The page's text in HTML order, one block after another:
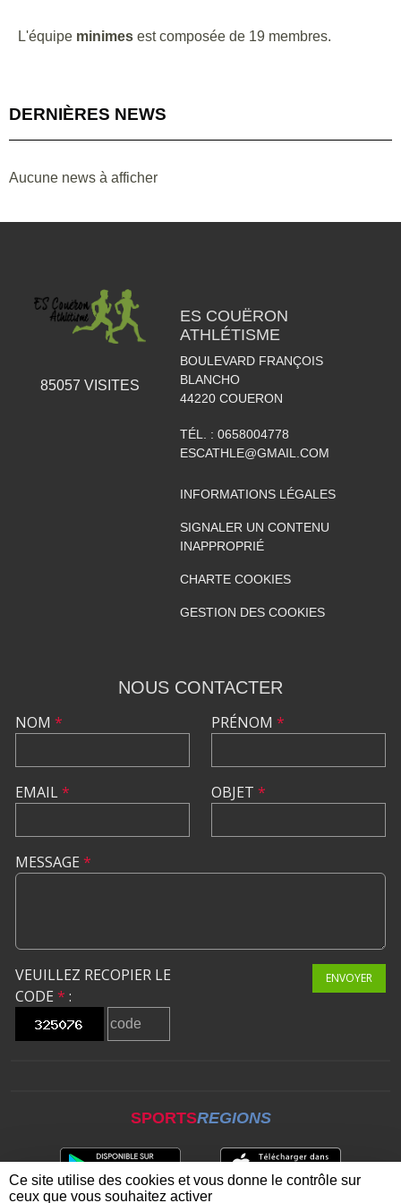
L'équipe minimes est composée de 19 membres.
DERNIÈRES NEWS
Aucune news à afficher
85057 VISITES
ES COUËRON
ATHLÉTISME
BOULEVARD FRANÇOIS
BLANCHO
44220 COUERON
TÉL. : 0658004778
ESCATHLE@GMAIL.COM
INFORMATIONS LÉGALES
SIGNALER UN CONTENU
INAPPROPRIÉ
CHARTE COOKIES
GESTION DES COOKIES
NOUS CONTACTER
NOM *
EMAIL*
PRÉNOM *
OBJET *
MESSAGE *
VEUILLEZ RECOPIER LE
CODE * :
ENVOYER
SPORTSREGIONS
Ce site utilise des cookies et vous donne le contrôle sur
ceux que vous souhaitez activer